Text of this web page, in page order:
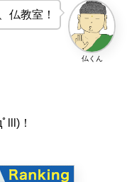
仏くん
仏教室！
lll)！